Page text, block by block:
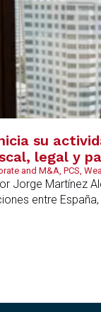
su
legal y
and M&A, PCS,
Jorge Martínez
entre